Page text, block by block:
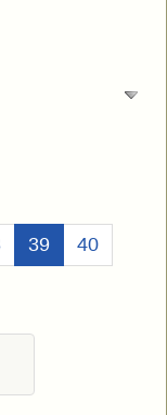
39(Aktuell)
40